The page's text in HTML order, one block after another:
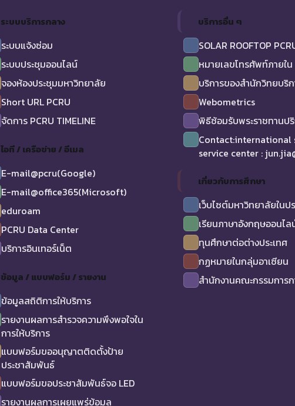
ระบบบริการกลาง
ระบบแจ้งซ่อม
ระบบประชุมออนไลน์
จองห้องประชุมมหาวิทยาลัย
Short URL PCRU
จัดการ PCRU TIMELINE
ไอที / เครือข่าย / อีเมล
E-mail@pcru(Google)
E-mail@office365(Microsoft)
eduroam
PCRU Data Center
บริการอินเทอร์เน็ต
ข้อมูล / แบบฟอร์ม / รายงาน
ข้อมูลสถิติการให้บริการ
รายงานผลการสำรวจความพึงพอใจใน
การให้บริการ
แบบฟอร์มขออนุญาตติดตั้งป้าย
ประชาสัมพันธ์
แบบฟอร์มขอประชาสัมพันธ์จอ LED
รายงานผลการเผยแพร่ข้อมูล
บริการอื่น ๆ
SOLAR ROOFTOP
หมายเลขโทรศัพท์ภายใน
บริการของสำนักวิทยบริ
Webometrics
พิธีซ้อมรับพระราชทาน
Contact:international
service center :
เกี่ยวกับการศึกษา
เว็บไซต์มหาวิทยาลัยในป
เรียนภาษาอังกฤษออนไล
ทุนศึกษาต่อต่างประเทศ
กฏหมายในกลุ่มอาเซียน
สำนักงานคณะกรรมการ